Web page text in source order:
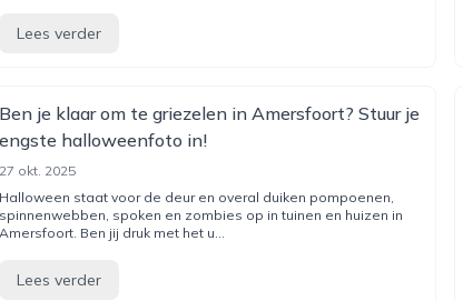
Lees verder
Ben je klaar om te griezelen in Amersfoort? Stuur je
engste halloweenfoto in!
27 okt. 2025
Halloween staat voor de deur en overal duiken pompoenen,
spinnenwebben, spoken en zombies op in tuinen en huizen in
Amersfoort. Ben jij druk met het u...
Lees verder